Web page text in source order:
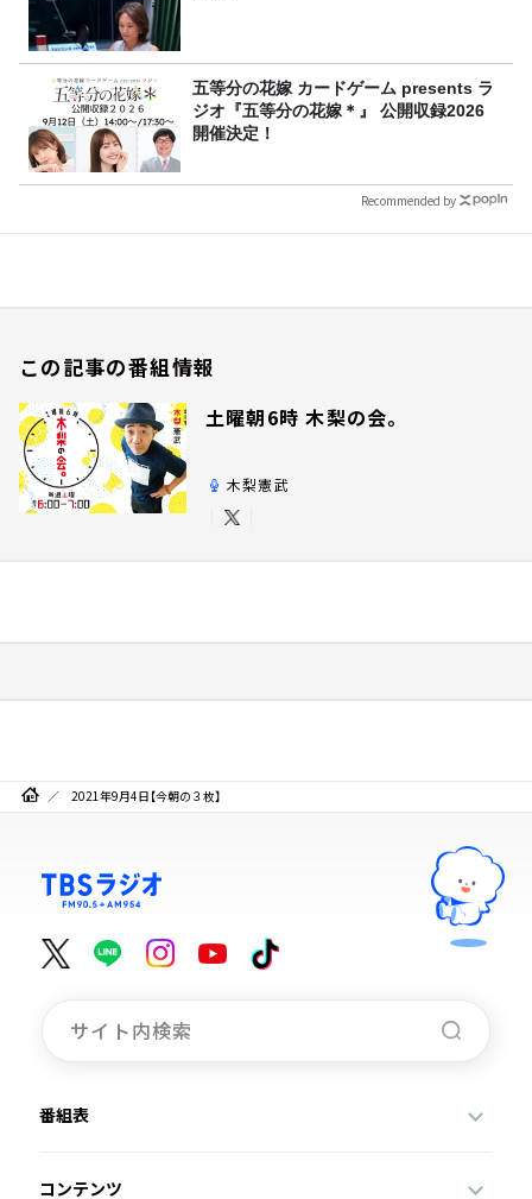
五等分の花嫁 カードゲーム presents ラ
ジオ『五等分の花嫁＊』 公開収録2026
開催決定！
Recommended by
この記事の番組情報
土曜朝6時 木梨の会。
木梨憲武
2021年9月4日【今朝の３枚】
番組表
コンテンツ